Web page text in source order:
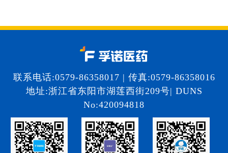
联系电话:0579-86358017 | 传真:0579-86358016
地址:浙江省东阳市湖莲西街209号| DUNS
No:420094818